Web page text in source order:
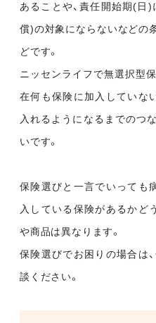
あることや、責任開始期(日
償)の対象にならないなどの
どです。
ニッセンライフで無選択型
在何も保険に加入していな
入れるようになるまでのつ
いです。
保険選びと一言でいっても
入している保険があるかど
や商品は異なります。
保険選びでお困りの場合は
談ください。